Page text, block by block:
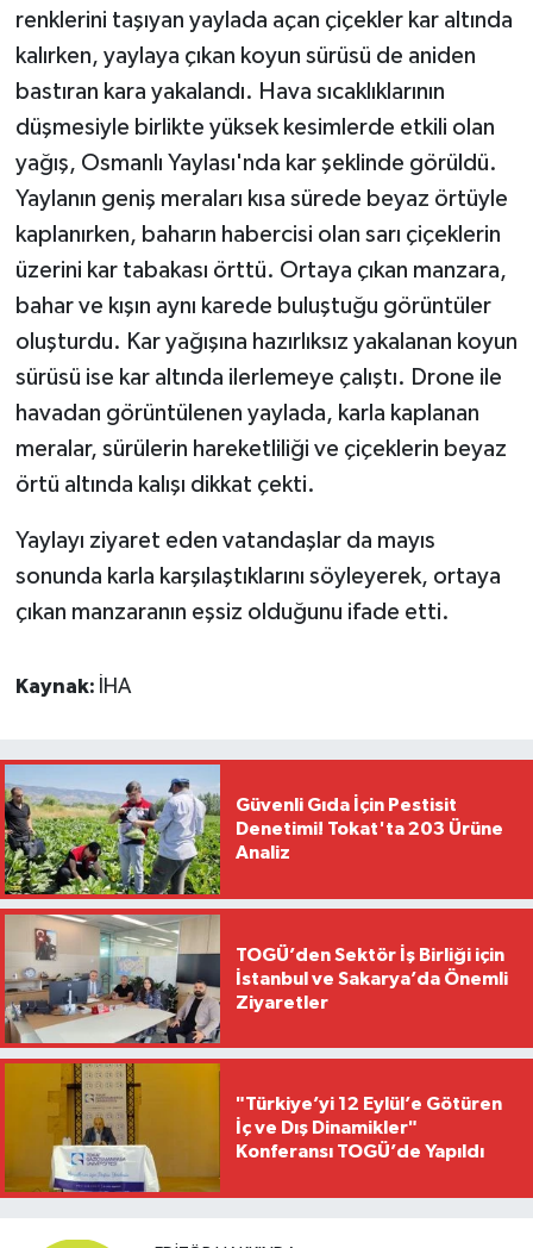
renklerini taşıyan yaylada açan çiçekler kar altında
kalırken, yaylaya çıkan koyun sürüsü de aniden
bastıran kara yakalandı. Hava sıcaklıklarının
düşmesiyle birlikte yüksek kesimlerde etkili olan
yağış, Osmanlı Yaylası'nda kar şeklinde görüldü.
Yaylanın geniş meraları kısa sürede beyaz örtüyle
kaplanırken, baharın habercisi olan sarı çiçeklerin
üzerini kar tabakası örttü. Ortaya çıkan manzara,
bahar ve kışın aynı karede buluştuğu görüntüler
oluşturdu. Kar yağışına hazırlıksız yakalanan koyun
sürüsü ise kar altında ilerlemeye çalıştı. Drone ile
havadan görüntülenen yaylada, karla kaplanan
meralar, sürülerin hareketliliği ve çiçeklerin beyaz
örtü altında kalışı dikkat çekti.
Yaylayı ziyaret eden vatandaşlar da mayıs
sonunda karla karşılaştıklarını söyleyerek, ortaya
çıkan manzaranın eşsiz olduğunu ifade etti.
Kaynak: İHA
Güvenli Gıda İçin Pestisit
Denetimi! Tokat'ta 203 Ürüne
Analiz
TOGÜ’den Sektör İş Birliği için
İstanbul ve Sakarya’da Önemli
Ziyaretler
"Türkiye’yi 12 Eylül’e Götüren
İç ve Dış Dinamikler"
Konferansı TOGÜ’de Yapıldı